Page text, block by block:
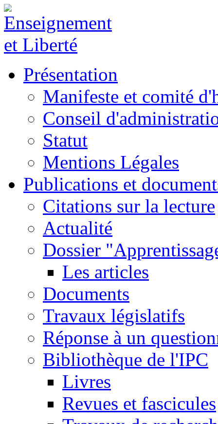
Présentation
Manifeste et comité
Conseil
Statut
Mentions Légales
Publications et
Citations sur la lecture
Actualité
Dossier
Les articles
Documents
Travaux législatifs
Réponse à un
Bibliothèque de l'IPC
Livres
Revues et fascicules